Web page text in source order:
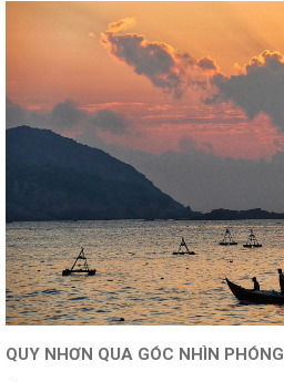
QUY NHƠN QUA GÓC NHÌN